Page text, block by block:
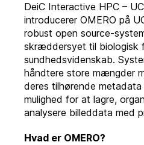
DeiC Interactive HPC –
introducerer OMERO på
robust open source-
skræddersyet til biologisk
sundhedsvidenskab.
håndtere store mængder
deres tilhørende
mulighed for at lagre,
analysere billeddata med
Hvad er OMERO?